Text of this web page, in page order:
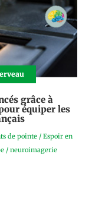
grâce à
équiper les
de pointe / Espoir en
/ neuroimagerie